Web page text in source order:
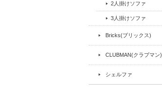
2人掛けソファ
3人掛けソファ
Bricks(ブリックス)
CLUBMAN(クラブマン)
シェルファ